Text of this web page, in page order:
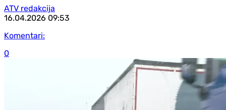
ATV redakcija
16.04.2026 09:53
Komentari:
0